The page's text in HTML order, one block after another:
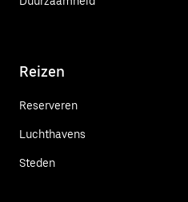
Reizen
Reserveren
Luchthavens
Steden